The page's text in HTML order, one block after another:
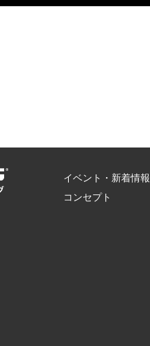
イベント・新着情報
コンセプト